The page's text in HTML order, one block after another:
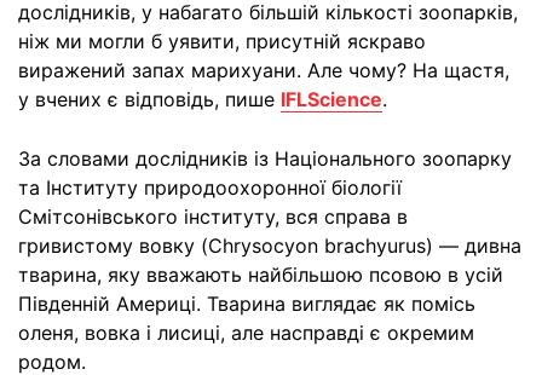
дослідників, у набагато більшій кількості зоопарків,
ніж ми могли б уявити, присутній яскраво
виражений запах марихуани. Але чому? На щастя,
у вчених є відповідь, пише IFLScience.
За словами дослідників із Національного зоопарку
та Інституту природоохоронної біології
Смітсонівського інституту, вся справа в
гривистому вовку (Chrysocyon brachyurus) — дивна
тварина, яку вважають найбільшою псовою в усій
Південній Америці. Тварина виглядає як помісь
оленя, вовка і лисиці, але насправді є окремим
родом.